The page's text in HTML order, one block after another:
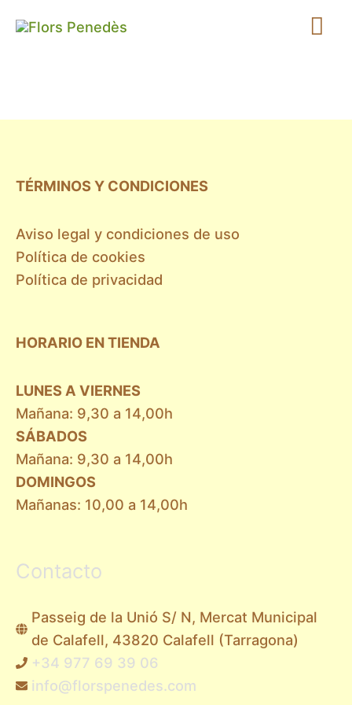
TÉRMINOS Y CONDICIONES
Aviso legal y condiciones de uso
Política de cookies
Política de privacidad
HORARIO EN TIENDA
LUNES A VIERNES
Mañana: 9,30 a 14,00h
SÁBADOS
Mañana: 9,30 a 14,00h
DOMINGOS
Mañanas: 10,00 a 14,00h
Contacto
Passeig de la Unió S/ N, Mercat Municipal
de Calafell, 43820 Calafell (Tarragona)
+34 977 69 39 06
info@florspenedes.com